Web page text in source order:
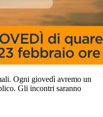
Ogni giovedì avremo un
Gli incontri saranno